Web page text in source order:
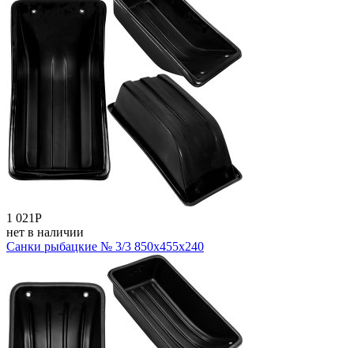
1 021Р
нет в наличии
Санки рыбацкие № 3/3 850x455x240